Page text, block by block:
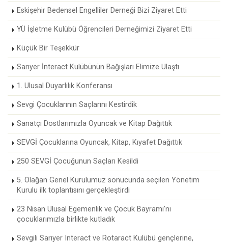
Eskişehir Bedensel Engelliler Derneği Bizi Ziyaret Etti
YÜ İşletme Kulübü Öğrencileri Derneğimizi Ziyaret Etti
Küçük Bir Teşekkür
Sarıyer İnteract Kulübünün Bağışları Elimize Ulaştı
1. Ulusal Duyarlılık Konferansı
Sevgi Çocuklarının Saçlarını Kestirdik
Sanatçı Dostlarımızla Oyuncak ve Kitap Dağıttık
SEVGİ Çocuklarına Oyuncak, Kitap, Kıyafet Dağıttık
250 SEVGİ Çocuğunun Saçları Kesildi
5. Olağan Genel Kurulumuz sonucunda seçilen Yönetim
Kurulu ilk toplantısını gerçekleştirdi
23 Nisan Ulusal Egemenlik ve Çocuk Bayramı'nı
çocuklarımızla birlikte kutladık
Sevgili Sarıyer Interact ve Rotaract Kulübü gençlerine,